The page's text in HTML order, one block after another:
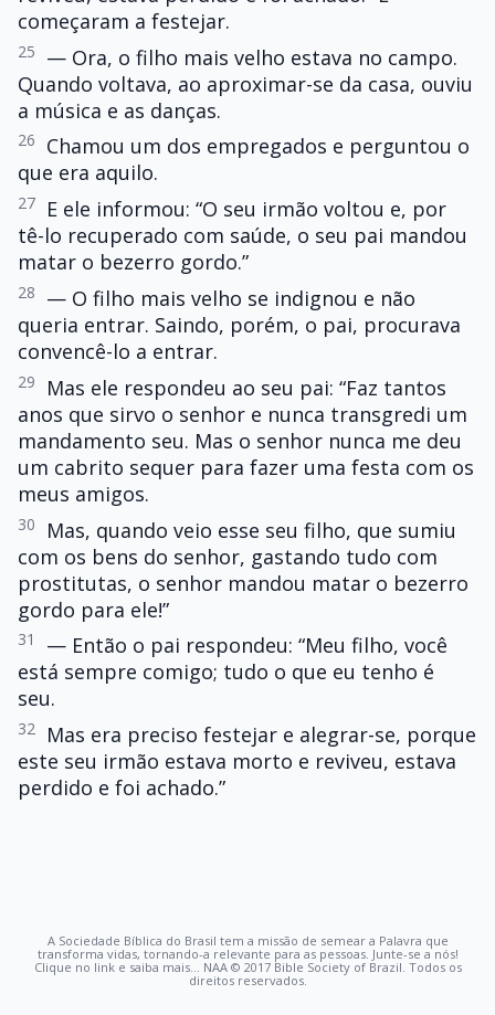
começaram a festejar.
25
— Ora, o filho mais velho estava no campo.
Quando voltava, ao aproximar-se da casa, ouviu
a música e as danças.
26
Chamou um dos empregados e perguntou o
que era aquilo.
27
E ele informou: “O seu irmão voltou e, por
tê-lo recuperado com saúde, o seu pai mandou
matar o bezerro gordo.”
28
— O filho mais velho se indignou e não
queria entrar. Saindo, porém, o pai, procurava
convencê-lo a entrar.
29
Mas ele respondeu ao seu pai: “Faz tantos
anos que sirvo o senhor e nunca transgredi um
mandamento seu. Mas o senhor nunca me deu
um cabrito sequer para fazer uma festa com os
meus amigos.
30
Mas, quando veio esse seu filho, que sumiu
com os bens do senhor, gastando tudo com
prostitutas, o senhor mandou matar o bezerro
gordo para ele!”
31
— Então o pai respondeu: “Meu filho, você
está sempre comigo; tudo o que eu tenho é
seu.
32
Mas era preciso festejar e alegrar-se, porque
este seu irmão estava morto e reviveu, estava
perdido e foi achado.”
A Sociedade Bíblica do Brasil tem a missão de semear a Palavra que
transforma vidas, tornando-a relevante para as pessoas. Junte-se a nós!
Clique no link e saiba mais... NAA © 2017 Bible Society of Brazil. Todos os
direitos reservados.